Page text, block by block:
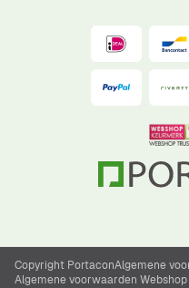
Copyright PortaconAlgemene
Algemene voorwaarden